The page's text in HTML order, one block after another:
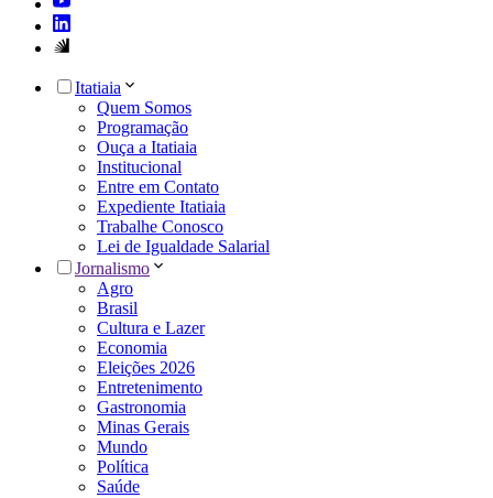
Itatiaia
Quem Somos
Programação
Ouça a Itatiaia
Institucional
Entre em Contato
Expediente Itatiaia
Trabalhe Conosco
Lei de Igualdade Salarial
Jornalismo
Agro
Brasil
Cultura e Lazer
Economia
Eleições 2026
Entretenimento
Gastronomia
Minas Gerais
Mundo
Política
Saúde